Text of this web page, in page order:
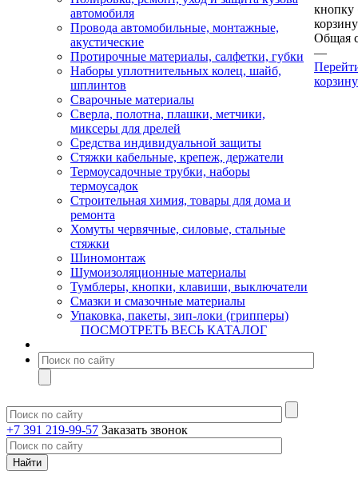
автомобиля
Провода автомобильные, монтажные,
акустические
Протирочные материалы, салфетки, губки
Наборы уплотнительных колец, шайб,
шплинтов
Сварочные материалы
Сверла, полотна, плашки, метчики,
миксеры для дрелей
Средства индивидуальной защиты
Стяжки кабельные, крепеж, держатели
Термоусадочные трубки, наборы
термоусадок
Строительная химия, товары для дома и
ремонта
Хомуты червячные, силовые, стальные
стяжки
Шиномонтаж
Шумоизоляционные материалы
Тумблеры, кнопки, клавиши, выключатели
Смазки и смазочные материалы
Упаковка, пакеты, зип-локи (грипперы)
ПОСМОТРЕТЬ ВЕСЬ КАТАЛОГ
+7 391 219-99-57 Заказать звонок
кнопку
Общая
—
корзину